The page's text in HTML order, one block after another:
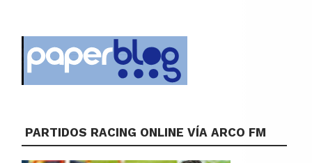
PARTIDOS RACING ONLINE VÍA ARCO FM